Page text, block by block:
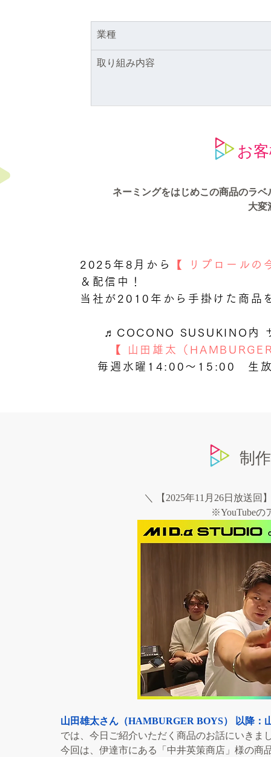
業種
取り組み内容
お
ネーミングをはじめこの商品のラ
大変
2025年8月から
【 リプロールの
＆配信中！
当社が2010年から手掛けた商品
♬COCONO SUSUKINO内
【 山田雄太（
毎週水曜14:00〜15:00 生
制
＼ 【2025年11月26日放送回
※YouTubeの
山田雄太さん（HAMBURGER BOYS） 以降：
では、今日ご紹介いただく商品のお話にいきま
今回は、伊達市にある「中井英策商店」様の商